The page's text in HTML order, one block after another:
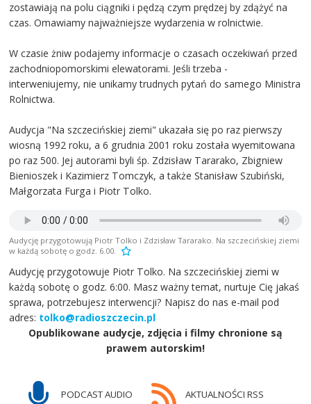
zostawiają na polu ciągniki i pędzą czym prędzej by zdążyć na
czas. Omawiamy najważniejsze wydarzenia w rolnictwie.
W czasie żniw podajemy informacje o czasach oczekiwań przed
zachodniopomorskimi elewatorami. Jeśli trzeba -
interweniujemy, nie unikamy trudnych pytań do samego Ministra
Rolnictwa.
Audycja "Na szczecińskiej ziemi" ukazała się po raz pierwszy
wiosną 1992 roku, a 6 grudnia 2001 roku została wyemitowana
po raz 500. Jej autorami byli śp. Zdzisław Tararako, Zbigniew
Bienioszek i Kazimierz Tomczyk, a także Stanisław Szubiński,
Małgorzata Furga i Piotr Tolko.
Audycję przygotowują Piotr Tolko i Zdzisław Tararako. Na szczecińskiej ziemi
w każdą sobotę o godz. 6.00.
Audycję przygotowuje Piotr Tolko. Na szczecińskiej ziemi w
każdą sobotę o godz. 6:00. Masz ważny temat, nurtuje Cię jakaś
sprawa, potrzebujesz interwencji? Napisz do nas e-mail pod
adres: tolko@radioszczecin.pl
Opublikowane audycje, zdjęcia i filmy chronione są
prawem autorskim!
PODCAST AUDIO AKTUALNOŚCI RSS